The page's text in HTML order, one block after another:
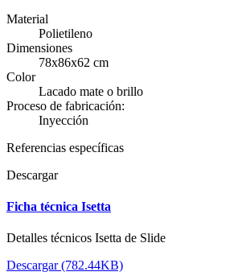
Material
Polietileno
Dimensiones
78x86x62 cm
Color
Lacado mate o brillo
Proceso de fabricación:
Inyección
Referencias específicas
Descargar
Ficha técnica Isetta
Detalles técnicos Isetta de Slide
Descargar (782.44KB)